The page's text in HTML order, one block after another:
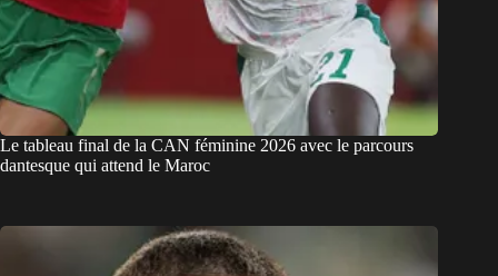
Le tableau final de la CAN féminine 2026 avec le parcours
dantesque qui attend le Maroc